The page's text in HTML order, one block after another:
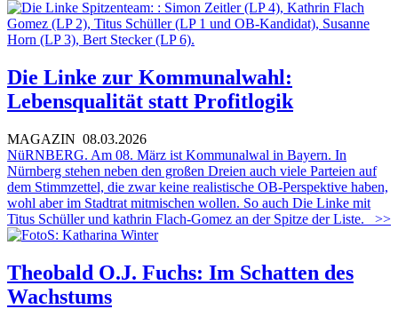
Die Linke zur Kommunalwahl:
Lebensqualität statt Profitlogik
MAGAZIN 08.03.2026
NüRNBERG. Am 08. März ist Kommunalwal in Bayern. In
Nürnberg stehen neben den großen Dreien auch viele Parteien auf
dem Stimmzettel, die zwar keine realistische OB-Perspektive haben,
wohl aber im Stadtrat mitmischen wollen. So auch Die Linke mit
Titus Schüller und kathrin Flach-Gomez an der Spitze der Liste.
>>
Theobald O.J. Fuchs: Im Schatten des
Wachstums